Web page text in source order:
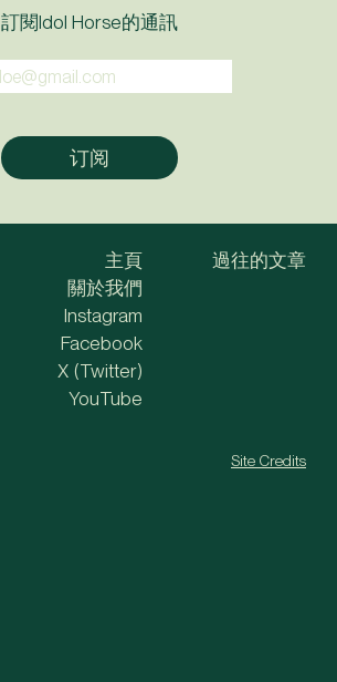
訂閱Idol Horse的通訊
主頁
關於我們
過往的文章
Instagram
Facebook
X (Twitter)
YouTube
Site Credits